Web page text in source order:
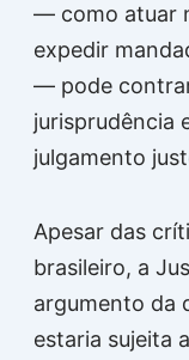
— como atuar
expedir
— pode
jurisprudência
julgamento
Apesar das
brasileiro, a
argumento da
estaria sujeita